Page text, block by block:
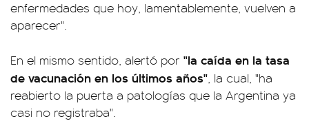
enfermedades que hoy, lamentablemente, vuelven a
aparecer".
En el mismo sentido, alertó por "la caída en la tasa
de vacunación en los últimos años" , la cual, "ha
reabierto la puerta a patologías que la Argentina ya
casi no registraba".